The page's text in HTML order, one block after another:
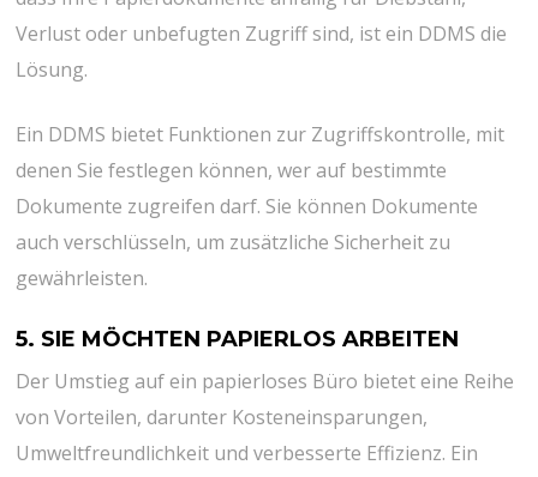
Verlust oder unbefugten Zugriff sind, ist ein DDMS die
Lösung.
Ein DDMS bietet Funktionen zur Zugriffskontrolle, mit
denen Sie festlegen können, wer auf bestimmte
Dokumente zugreifen darf. Sie können Dokumente
auch verschlüsseln, um zusätzliche Sicherheit zu
gewährleisten.
5. SIE MÖCHTEN PAPIERLOS ARBEITEN
Der Umstieg auf ein papierloses Büro bietet eine Reihe
von Vorteilen, darunter Kosteneinsparungen,
Umweltfreundlichkeit und verbesserte Effizienz. Ein